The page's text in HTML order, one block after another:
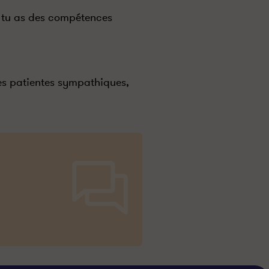
as des compétences
patientes sympathiques,